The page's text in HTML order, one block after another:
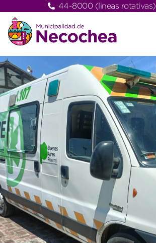
44-8000 (lineas rotativas)